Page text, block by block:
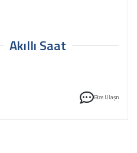
Akıllı Saat
Bize Ulaşın